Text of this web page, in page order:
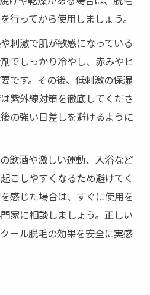
行ってから使用しましょう。
刺激で肌が敏感になっている
でしっかり冷やし、赤みやヒ
です。その後、低刺激の保湿
紫外線対策を徹底してくださ
の強い日差しを避けるように
飲酒や激しい運動、入浴など
こしやすくなるため避けてく
感じた場合は、すぐに使用を
家に相談しましょう。正しい
ール脱毛の効果を安全に実感